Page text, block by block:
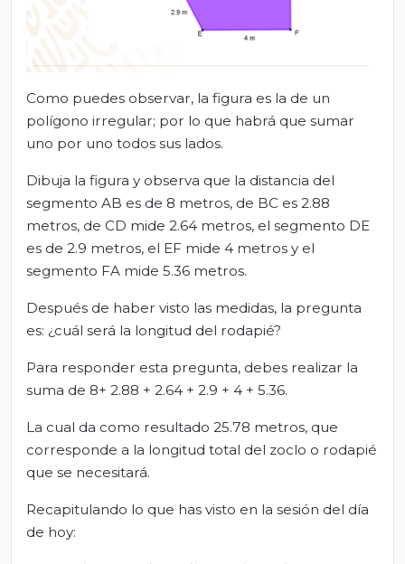
Como puedes observar, la figura es la de un
polígono irregular; por lo que habrá que sumar
uno por uno todos sus lados.
Dibuja la figura y observa que la distancia del
segmento AB es de 8 metros, de BC es 2.88
metros, de CD mide 2.64 metros, el segmento DE
es de 2.9 metros, el EF mide 4 metros y el
segmento FA mide 5.36 metros.
Después de haber visto las medidas, la pregunta
es: ¿cuál será la longitud del rodapié?
Para responder esta pregunta, debes realizar la
suma de 8+ 2.88 + 2.64 + 2.9 + 4 + 5.36.
La cual da como resultado 25.78 metros, que
corresponde a la longitud total del zoclo o rodapié
que se necesitará.
Recapitulando lo que has visto en la sesión del día
de hoy: